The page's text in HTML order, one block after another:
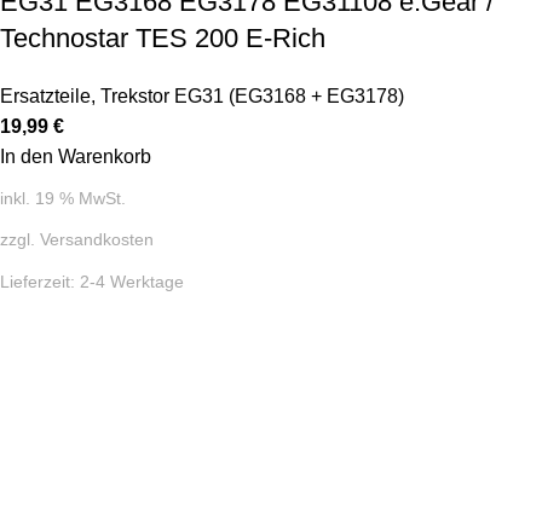
Technostar TES 200 E-Rich
Ersatzteile, Trekstor EG31 (EG3168 + EG3178)
19,99 €
In den Warenkorb
inkl. 19 % MwSt.
zzgl. Versandkosten
Lieferzeit: 2-4 Werktage